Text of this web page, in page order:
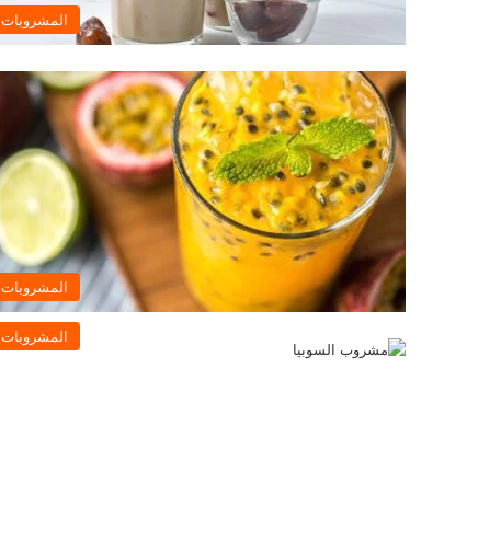
المشروبات
المشروبات
المشروبات